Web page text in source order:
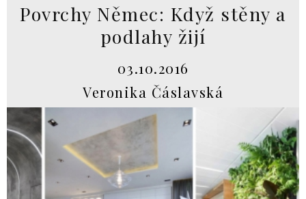
Povrchy Němec: Když stěny a
podlahy žijí
03.10.2016
Veronika Čáslavská